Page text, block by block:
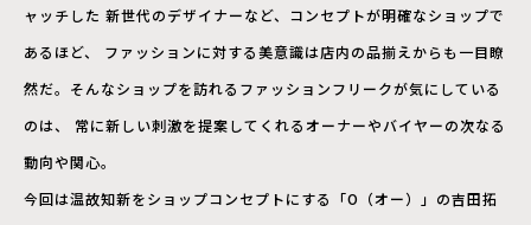
ャッチした 新世代のデザイナーなど、コンセプトが明確なショップで
あるほど、 ファッションに対する美意識は店内の品揃えからも一目瞭
然だ。そんなショップを訪れるファッションフリークが気にしている
のは、 常に新しい刺激を提案してくれるオーナーやバイヤーの次なる
動向や関心。
今回は温故知新をショップコンセプトにする「O（オー）」の吉田拓